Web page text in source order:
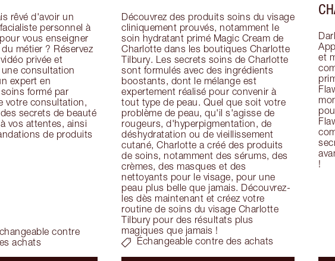
rêvé d'avoir un
personnel à
vous enseigner
métier ? Réservez
privée et
consultation
expert en
formé par
votre consultation,
secrets de beauté
vos attentes, ainsi
de produits
contre
achats
Découvrez des produits soins du visage
cliniquement prouvés, notamment le
soin hydratant primé Magic Cream de
Charlotte dans les boutiques Charlotte
Tilbury. Les secrets soins de Charlotte
sont formulés avec des ingrédients
boostants, dont le mélange est
expertement réalisé pour convenir à
tout type de peau. Quel que soit votre
problème de peau, qu'il s'agisse de
rougeurs, d'hyperpigmentation, de
déshydratation ou de vieillissement
cutané, Charlotte a créé des produits
de soins, notamment des sérums, des
crèmes, des masques et des
nettoyants pour le visage, pour une
peau plus belle que jamais. Découvrez-
les dès maintenant et créez votre
routine de soins du visage Charlotte
Tilbury pour des résultats plus
magiques que jamais !
Échangeable contre des achats
et
!